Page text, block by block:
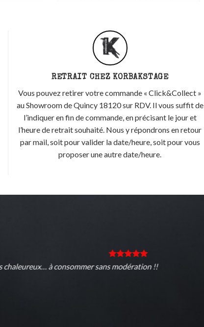
RETRAIT CHEZ KORBAKSTAGE
Vous pouvez retirer votre commande « Click&Collect »
au Showroom de Quincy 18120 sur RDV. Il vous suffit de
l’indiquer en fin de commande, en précisant le jour et
l’heure de retrait souhaité. Nous y répondrons en retour
par mail, soit pour valider la date/heure, soit pour vous
proposer une autre date/heure.
à consommer sans modération !!